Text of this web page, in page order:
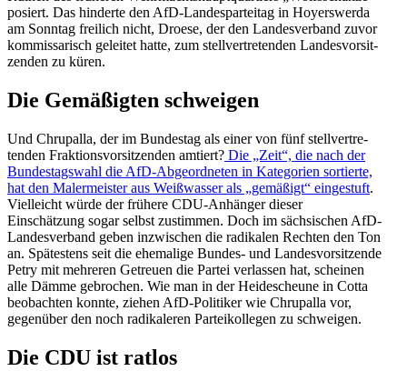
posiert. Das hinderte den AfD-Landes­par­teitag in Hoyers­werda
am Sonntag freilich nicht, Droese, der den Landes­verband zuvor
kommis­sa­risch geleitet hatte, zum stell­ver­tre­tenden Landes­vor­sit­
zenden zu küren.
Die Gemäßigten schweigen
Und Chrupalla, der im Bundestag als einer von fünf stell­ver­tre­
tenden Frakti­ons­vor­sit­zenden amtiert? Die „Zeit“, die nach der
Bundes­tagswahl die AfD-Abgeord­neten in Kategorien sortierte,
hat den Maler­meister aus Weißwasser als „gemäßigt“ einge­stuft.
Vielleicht würde der frühere CDU-Anhänger dieser
Einschätzung sogar selbst zustimmen. Doch im sächsi­schen AfD-
Landes­verband geben inzwi­schen die radikalen Rechten den Ton
an. Spätestens seit die ehemalige Bundes- und Landes­vor­sit­zende
Petry mit mehreren Getreuen die Partei verlassen hat, scheinen
alle Dämme gebrochen. Wie man in der Heide­scheune in Cotta
beobachten konnte, ziehen AfD-Politiker wie Chrupalla vor,
gegenüber den noch radika­leren Partei­kol­legen zu schweigen.
Die CDU ist ratlos